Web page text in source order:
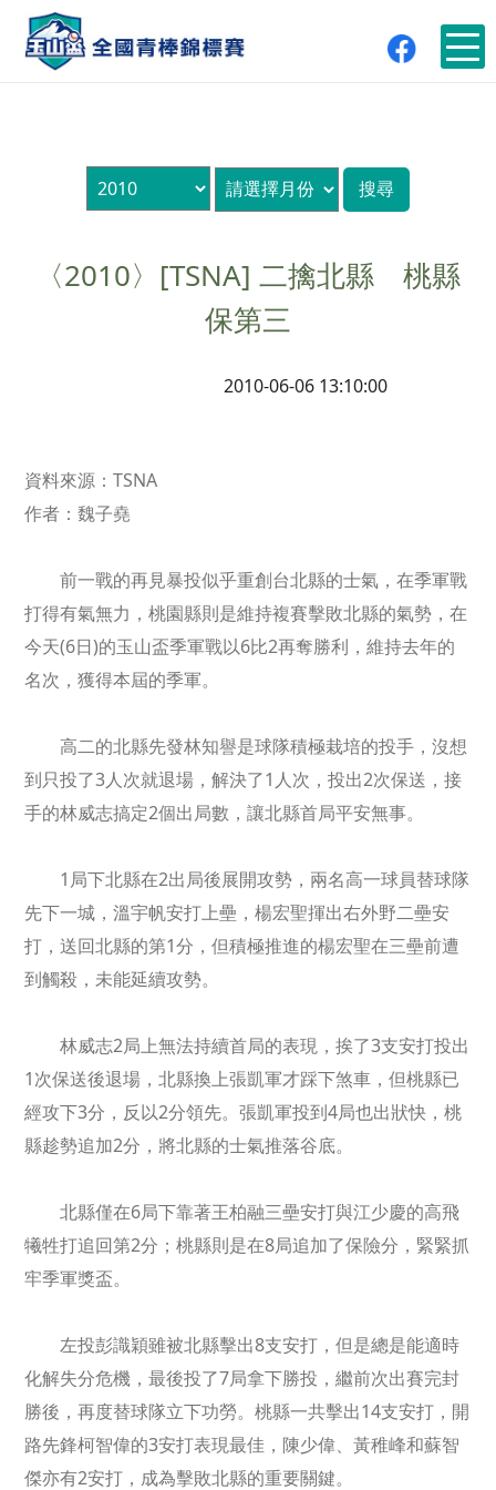
〈2010〉[TSNA] 二擒北縣 桃縣
保第三
2010-06-06 13:10:00
資料來源：TSNA
作者：魏子堯
前一戰的再見暴投似乎重創台北縣的士氣，在季軍戰
打得有氣無力，桃園縣則是維持複賽擊敗北縣的氣勢，在
今天(6日)的玉山盃季軍戰以6比2再奪勝利，維持去年的
名次，獲得本屆的季軍。
高二的北縣先發林知譽是球隊積極栽培的投手，沒想
到只投了3人次就退場，解決了1人次，投出2次保送，接
手的林威志搞定2個出局數，讓北縣首局平安無事。
1局下北縣在2出局後展開攻勢，兩名高一球員替球隊
先下一城，溫宇帆安打上壘，楊宏聖揮出右外野二壘安
打，送回北縣的第1分，但積極推進的楊宏聖在三壘前遭
到觸殺，未能延續攻勢。
林威志2局上無法持續首局的表現，挨了3支安打投出
1次保送後退場，北縣換上張凱軍才踩下煞車，但桃縣已
經攻下3分，反以2分領先。張凱軍投到4局也出狀快，桃
縣趁勢追加2分，將北縣的士氣推落谷底。
北縣僅在6局下靠著王柏融三壘安打與江少慶的高飛
犧牲打追回第2分；桃縣則是在8局追加了保險分，緊緊抓
牢季軍獎盃。
左投彭識穎雖被北縣擊出8支安打，但是總是能適時
化解失分危機，最後投了7局拿下勝投，繼前次出賽完封
勝後，再度替球隊立下功勞。桃縣一共擊出14支安打，開
路先鋒柯智偉的3安打表現最佳，陳少偉、黃稚峰和蘇智
傑亦有2安打，成為擊敗北縣的重要關鍵。